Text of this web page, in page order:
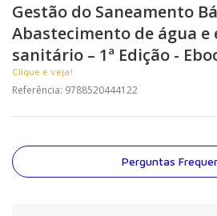
Gestão do Saneamento
Abastecimento de água
sanitário – 1ª Edição -
Clique e veja!
Referência: 9788520444122
Perguntas